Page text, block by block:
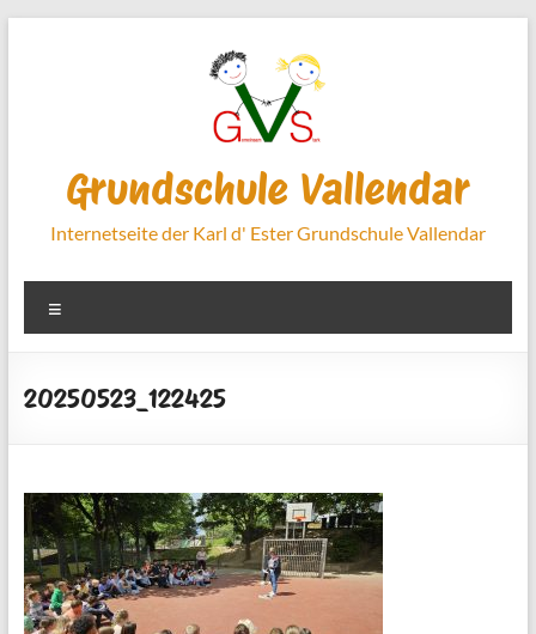
Grundschule Vallendar
Internetseite der Karl d' Ester Grundschule Vallendar
20250523_122425